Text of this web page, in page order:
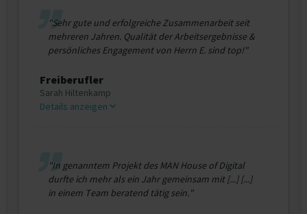
"Sehr gute und erfolgreiche Zusammenarbeit seit
mehreren Jahren. Qualität der Arbeitsergebnisse &
persönliches Engagement von Herrn E. sind top!"
Freiberufler
Sarah Hiltenkamp
Details anzeigen
"In genanntem Projekt des MAN House of Digital
durfte ich mehr als ein Jahr gemeinsam mit [...] [...]
in einem Team beratend tätig sein."